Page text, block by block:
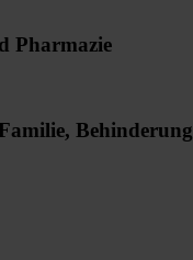
Pharmazie
Behinderung